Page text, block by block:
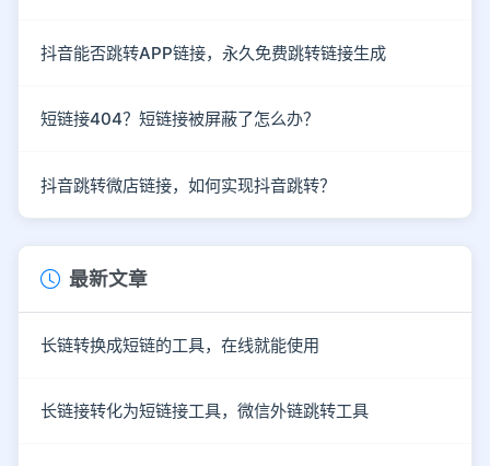
抖音能否跳转APP链接，永久免费跳转链接生成
短链接404？短链接被屏蔽了怎么办？
抖音跳转微店链接，如何实现抖音跳转？
最新文章
长链转换成短链的工具，在线就能使用
长链接转化为短链接工具，微信外链跳转工具